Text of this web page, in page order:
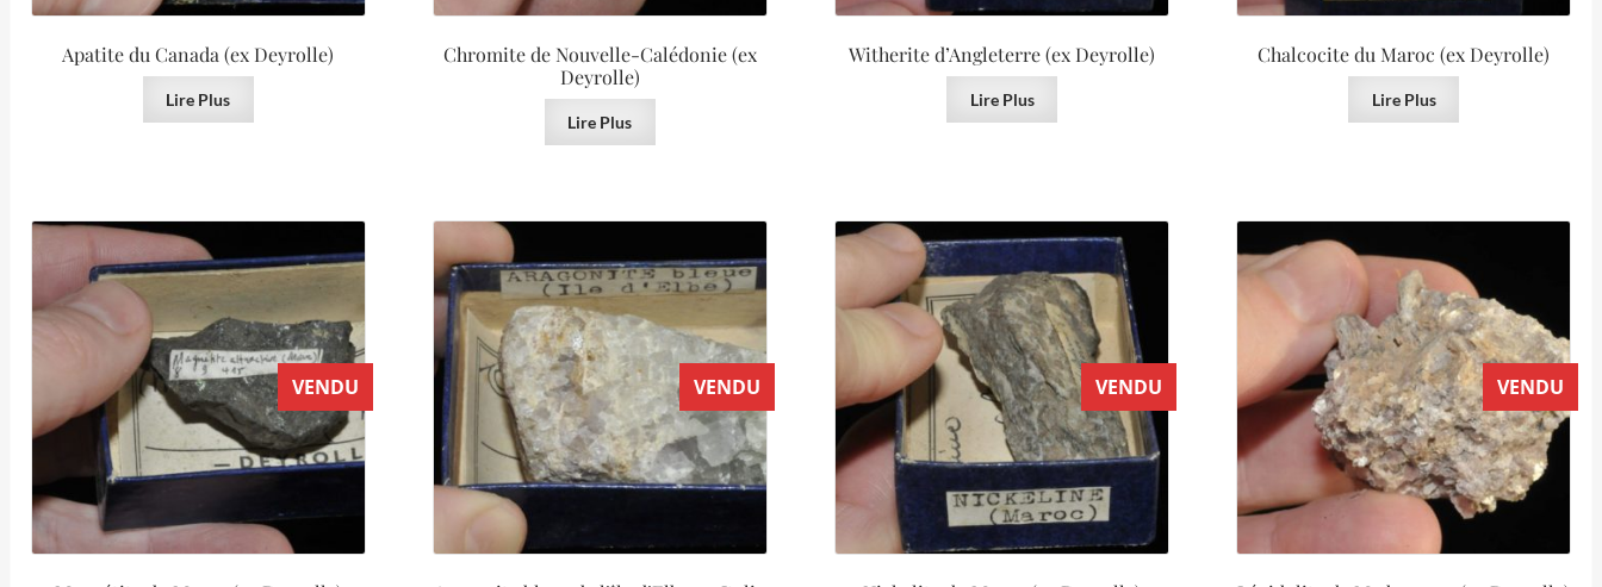
Apatite du Canada (ex Deyrolle)
Lire Plus
Chromite de Nouvelle-Calédonie (ex
Deyrolle)
Lire Plus
Witherite d’Angleterre (ex Deyrolle)
Lire Plus
Chalcocite du Maroc (ex Deyrolle)
Lire Plus
VENDU VENDU VENDU VENDU